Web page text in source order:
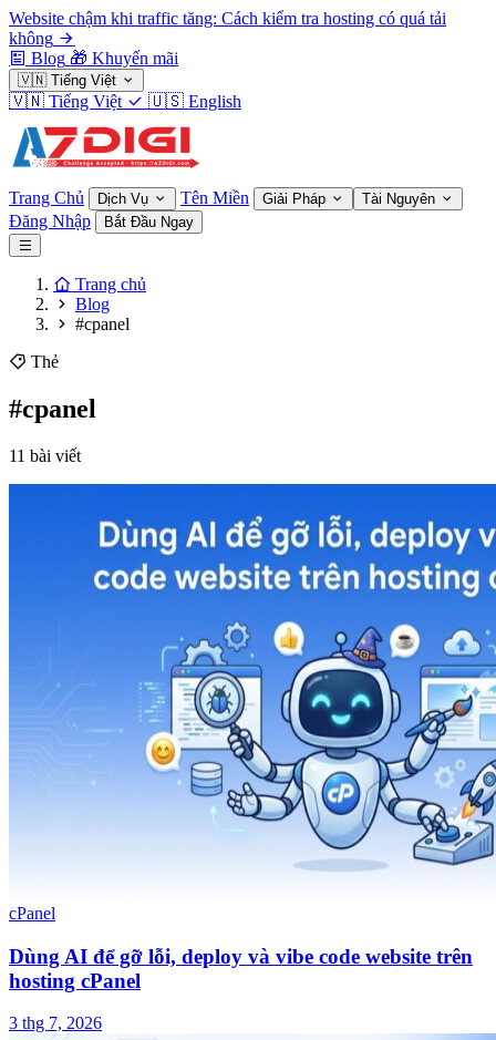
Website chậm khi traffic tăng: Cách kiểm tra hosting có quá tải
không
Blog 🎁 Khuyến mãi
🇻🇳 Tiếng Việt
🇻🇳 Tiếng Việt 🇺🇸 English
Trang Chủ Dịch Vụ Tên Miền Giải Pháp Tài Nguyên
Đăng Nhập Bắt Đầu Ngay
Trang chủ
Blog
#cpanel
Thẻ
#cpanel
11 bài viết
cPanel
Dùng AI để gỡ lỗi, deploy và vibe code website trên
hosting cPanel
3 thg 7, 2026